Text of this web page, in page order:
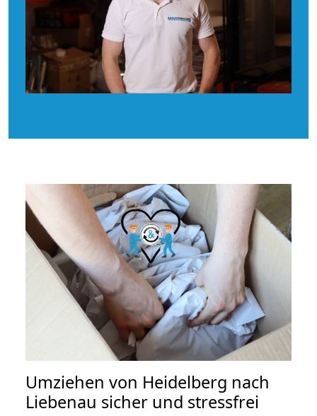
Umziehen von Heidelberg nach
Liebenau sicher und stressfrei